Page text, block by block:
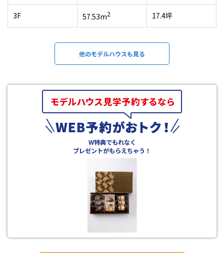
3F 57.53m2 17.4坪
他のモデルハウスも見る
W特典でもれなく
プレゼントがもらえちゃう！